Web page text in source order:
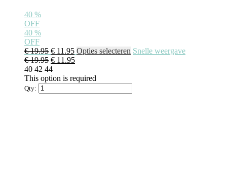
40 %
OFF
40 %
OFF
€19.95 € 11.95 Opties selecteren Snelle weergave
€19.95 € 11.95
40 42 44
This option is required
Qty: